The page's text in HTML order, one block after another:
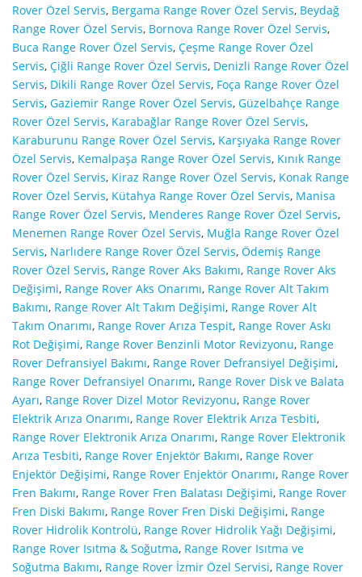
Rover Özel Servis, Bergama Range Rover Özel Servis, Beydağ
Range Rover Özel Servis, Bornova Range Rover Özel Servis,
Buca Range Rover Özel Servis, Çeşme Range Rover Özel
Servis, Çiğli Range Rover Özel Servis, Denizli Range Rover Özel
Servis, Dikili Range Rover Özel Servis, Foça Range Rover Özel
Servis, Gaziemir Range Rover Özel Servis, Güzelbahçe Range
Rover Özel Servis, Karabağlar Range Rover Özel Servis,
Karaburunu Range Rover Özel Servis, Karşıyaka Range Rover
Özel Servis, Kemalpaşa Range Rover Özel Servis, Kınık Range
Rover Özel Servis, Kiraz Range Rover Özel Servis, Konak Range
Rover Özel Servis, Kütahya Range Rover Özel Servis, Manisa
Range Rover Özel Servis, Menderes Range Rover Özel Servis,
Menemen Range Rover Özel Servis, Muğla Range Rover Özel
Servis, Narlıdere Range Rover Özel Servis, Ödemiş Range
Rover Özel Servis, Range Rover Aks Bakımı, Range Rover Aks
Değişimi, Range Rover Aks Onarımı, Range Rover Alt Takım
Bakımı, Range Rover Alt Takım Değişimi, Range Rover Alt
Takım Onarımı, Range Rover Arıza Tespit, Range Rover Askı
Rot Değişimi, Range Rover Benzinli Motor Revizyonu, Range
Rover Defransiyel Bakımı, Range Rover Defransiyel Değişimi,
Range Rover Defransiyel Onarımı, Range Rover Disk ve Balata
Ayarı, Range Rover Dizel Motor Revizyonu, Range Rover
Elektrik Arıza Onarımı, Range Rover Elektrik Arıza Tesbiti,
Range Rover Elektronik Arıza Onarımı, Range Rover Elektronik
Arıza Tesbiti, Range Rover Enjektör Bakımı, Range Rover
Enjektör Değişimi, Range Rover Enjektör Onarımı, Range Rover
Fren Bakımı, Range Rover Fren Balatası Değişimi, Range Rover
Fren Diski Bakımı, Range Rover Fren Diski Değişimi, Range
Rover Hidrolik Kontrolü, Range Rover Hidrolik Yağı Değişimi,
Range Rover Isıtma & Soğutma, Range Rover Isıtma ve
Soğutma Bakımı, Range Rover İzmir Özel Servisi, Range Rover